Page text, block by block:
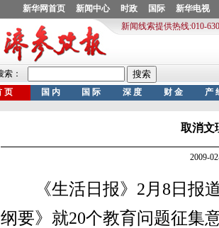
取消文
2009-
《生活日报》2月8日报道
纲要》就20个教育问题征集